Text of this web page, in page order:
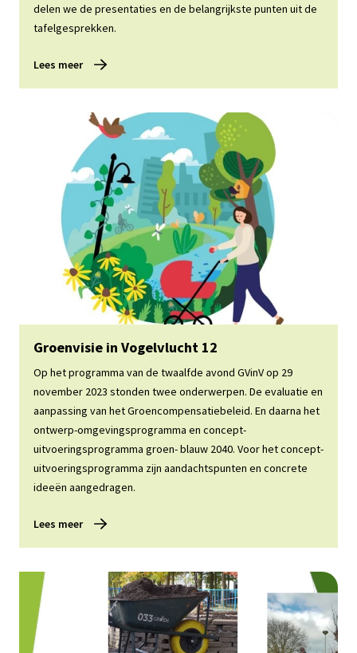
delen we de presentaties en de belangrijkste punten uit de
tafelgesprekken.
Lees meer
Lees meer
Groenvisie in Vogelvlucht 12
Op het programma van de twaalfde avond GVinV op 29
november 2023 stonden twee onderwerpen. De evaluatie en
aanpassing van het Groencompensatiebeleid. En daarna het
ontwerp-omgevingsprogramma en concept-
uitvoeringsprogramma groen- blauw 2040. Voor het concept-
uitvoeringsprogramma zijn aandachtspunten en concrete
ideeën aangedragen.
Lees meer